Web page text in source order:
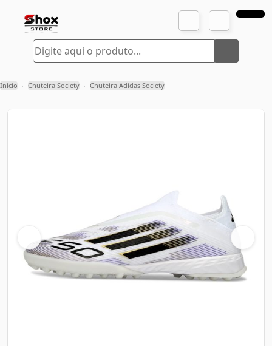
Início › Chuteira Society › Chuteira Adidas Society